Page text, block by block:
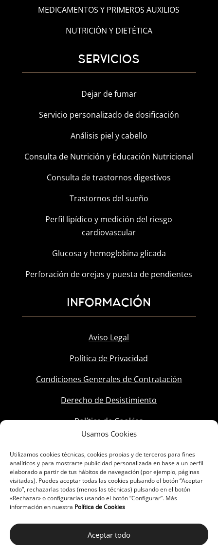
Usamos Cookies
Utilizamos cookies técnicas, cookies propias y de terceros para fines
analíticos y para mostrarte publicidad personalizada en base a un perfil
elaborado a partir de tus hábitos de navegación (por ejemplo, páginas
visitadas). Puedes aceptar todas las cookies pulsando el botón “Aceptar
todo”, rechazarlas todas (menos las técnicas) pulsando en el botón
«Rechazar» o configurarlas usando el botón “Configurar”. Más
información en nuestra Política de Cookies
Aceptar todo
MEDICAMENTOS Y PRIMEROS AUXILIOS
NUTRICIÓN Y DIETÉTICA
SERVICIOS
Dejar de fumar
Servicio personalizado de dosificación
Análisis piel y cabello
Consulta de Nutrición y Educación Nutricional
Consulta de trastornos digestivos
Trastornos del sueño
Perfil lipídico y medición del riesgo
cardiovascular
Glucosa y hemoglobina glicada
Perforación de orejas y puesta de pendientes
INFORMACIÓN
Aviso Legal
Política de Privacidad
Condiciones Generales de Contratación
Derecho de Desistimiento
Política de Cookies